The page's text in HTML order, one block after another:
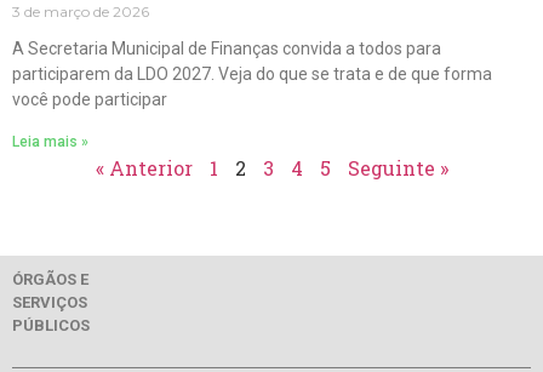
3 de março de 2026
A Secretaria Municipal de Finanças convida a todos para
participarem da LDO 2027. Veja do que se trata e de que forma
você pode participar
Leia mais »
« Anterior 1 2 3 4 5 Seguinte »
ÓRGÃOS E
SERVIÇOS
PÚBLICOS